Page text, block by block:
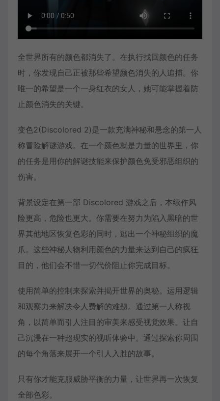
全世界所有的颜色都消失了。在执行找回颜色的任务
时，你发现自己正被那些希望颜色消失的人追捕。你
唯一的希望是一个一身红衣的女人，她可能掌握着防
止颜色消失的关键。
变色2(Discolored 2)是一款充满神秘和悬念的第一人
称冒险解谜游戏。在一个颜色就是力量的世界里，你
的任务是用你的解谜技能来保护颜色免受邪恶组织的
伤害。
背景设定在第一部 Discolored 游戏之后，本续作风
险更高，危险也更大。你需要在努力为陷入黑暗的世
界其他地区恢复色彩的同时，逃出一个神秘组织的魔
爪。这些神秘人物利用颜色的力量来达到自己的疯狂
目的，他们会不惜一切代价阻止你完成目标。
使用简单的控制来探索并揭开世界的奥秘。运用逻辑
和观察力来解决令人费解的难题。通过第一人称视
角，以简单而引人注目的审美来感受视觉效果。让自
己沉浸在一种超现实的视听体验中。通过探索你周围
的每个角落来展开一个引人入胜的故事。
只有你才能克服威胁平衡的力量，让世界再一次恢复
全部色彩。